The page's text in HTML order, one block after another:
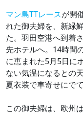
マン島TTレースが開
れた御夫婦を、新緑
た。羽田空港へ到着
先ホテルへ。14時間
に恵まれた5月5日に
ない気温になるとの
夏衣装で車寄せにで
この御夫婦は、欧州